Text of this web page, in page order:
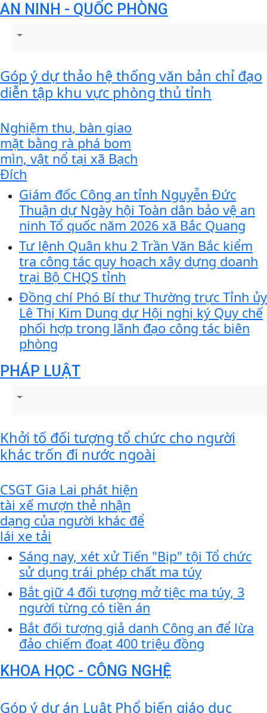
AN NINH - QUỐC PHÒNG
Góp ý dự thảo hệ thống văn bản chỉ đạo
diễn tập khu vực phòng thủ tỉnh
Nghiệm thu, bàn giao
mặt bằng rà phá bom
mìn, vật nổ tại xã Bạch
Đích
Giám đốc Công an tỉnh Nguyễn Đức
Thuận dự Ngày hội Toàn dân bảo vệ an
ninh Tổ quốc năm 2026 xã Bắc Quang
Tư lệnh Quân khu 2 Trần Văn Bắc kiểm
tra công tác quy hoạch xây dựng doanh
trại Bộ CHQS tỉnh
Đồng chí Phó Bí thư Thường trực Tỉnh ủy
Lê Thị Kim Dung dự Hội nghị ký Quy chế
phối hợp trong lãnh đạo công tác biên
phòng
PHÁP LUẬT
Khởi tố đối tượng tổ chức cho người
khác trốn đi nước ngoài
CSGT Gia Lai phát hiện
tài xế mượn thẻ nhận
dạng của người khác để
lái xe tải
Sáng nay, xét xử Tiến "Bịp" tội Tổ chức
sử dụng trái phép chất ma túy
Bắt giữ 4 đối tượng mở tiệc ma túy, 3
người từng có tiền án
Bắt đối tượng giả danh Công an để lừa
đảo chiếm đoạt 400 triệu đồng
KHOA HỌC - CÔNG NGHỆ
Góp ý dự án Luật Phổ biến giáo dục